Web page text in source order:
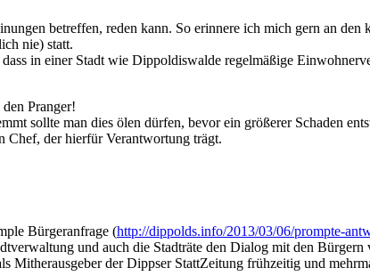
betreffen, reden kann. So erinnere ich mich gern an den
nie) statt.
in einer Stadt wie Dippoldiswalde regelmäßige
Pranger!
sollte man dies ölen dürfen, bevor ein größerer Schaden
Chef, der hierfür Verantwortung trägt.
Bürgeranfrage (http://dippolds.info/2013/03/06/prompte-
und auch die Stadträte den Dialog mit den Bürgern
Mitherausgeber der Dippser StattZeitung frühzeitig und